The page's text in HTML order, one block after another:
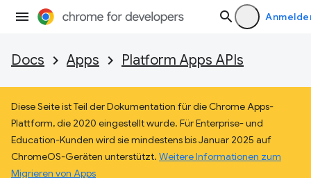
Docs Apps Platform Apps APIs
Diese Seite ist Teil der Dokumentation für die Chrome Apps-
Plattform, die 2020 eingestellt wurde. Für Enterprise- und
Education-Kunden wird sie mindestens bis Januar 2025 auf
ChromeOS-Geräten unterstützt. Weitere Informationen zum
Migrieren von Apps